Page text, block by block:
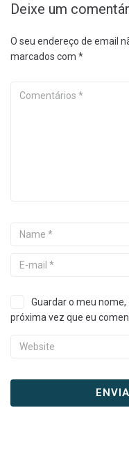
Deixe um
O seu endereço de email
marcados com *
Guardar o meu
próxima vez que eu